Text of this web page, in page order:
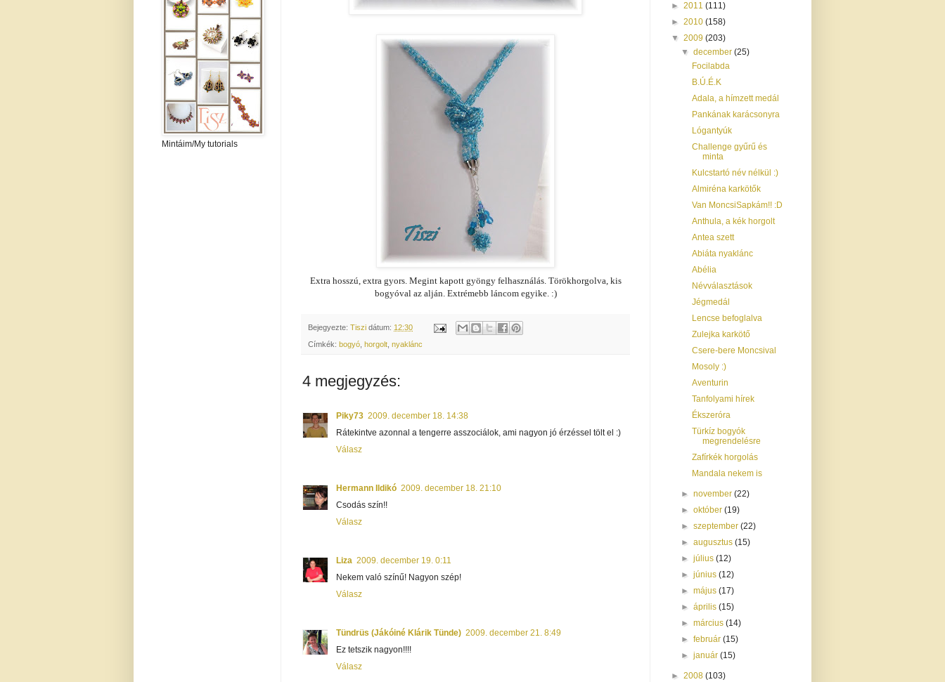
Extra hosszú, extra gyors. Megint kapott gyöngy felhasználás. Törökhorgolva, kis
bogyóval az alján. Extrémebb láncom egyike. :)
Bejegyezte: Tiszi dátum: 12:30
Címkék: bogyó, horgolt, nyaklánc
4 megjegyzés:
Piky73 2009. december 18. 14:38
Rátekintve azonnal a tengerre asszociálok, ami nagyon jó érzéssel tölt el :)
Válasz
Hermann Ildikó 2009. december 18. 21:10
Csodás szín!!
Válasz
Liza 2009. december 19. 0:11
Nekem való színű! Nagyon szép!
Válasz
Tündrüs (Jákóiné Klárik Tünde) 2009. december 21. 8:49
Ez tetszik nagyon!!!!
Válasz
Mintáim/My tutorials
► 2011 (111)
► 2010 (158)
▼ 2009 (203)
▼december(25)
Focilabda
B.Ú.É.K
Adala, a hímzett medál
Pankának karácsonyra
Lógantyúk
Challenge gyűrű és
minta
Kulcstartó név nélkül :)
Almiréna karkötők
Van MoncsiSapkám!! :D
Anthula, a kék horgolt
Antea szett
Abiáta nyaklánc
Abélia
Névválasztások
Jégmedál
Lencse befoglalva
Zulejka karkötő
Csere-bere Moncsival
Mosoly :)
Aventurin
Tanfolyami hírek
Ékszeróra
Türkíz bogyók
megrendelésre
Zafírkék horgolás
Mandala nekem is
►november(22)
►október(19)
►szeptember(22)
►augusztus(15)
►július(12)
►június(12)
►május(17)
►április(15)
►március(14)
►február(15)
►január(15)
► 2008 (103)